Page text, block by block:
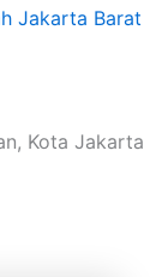
Jakarta Barat
Kota Jakarta